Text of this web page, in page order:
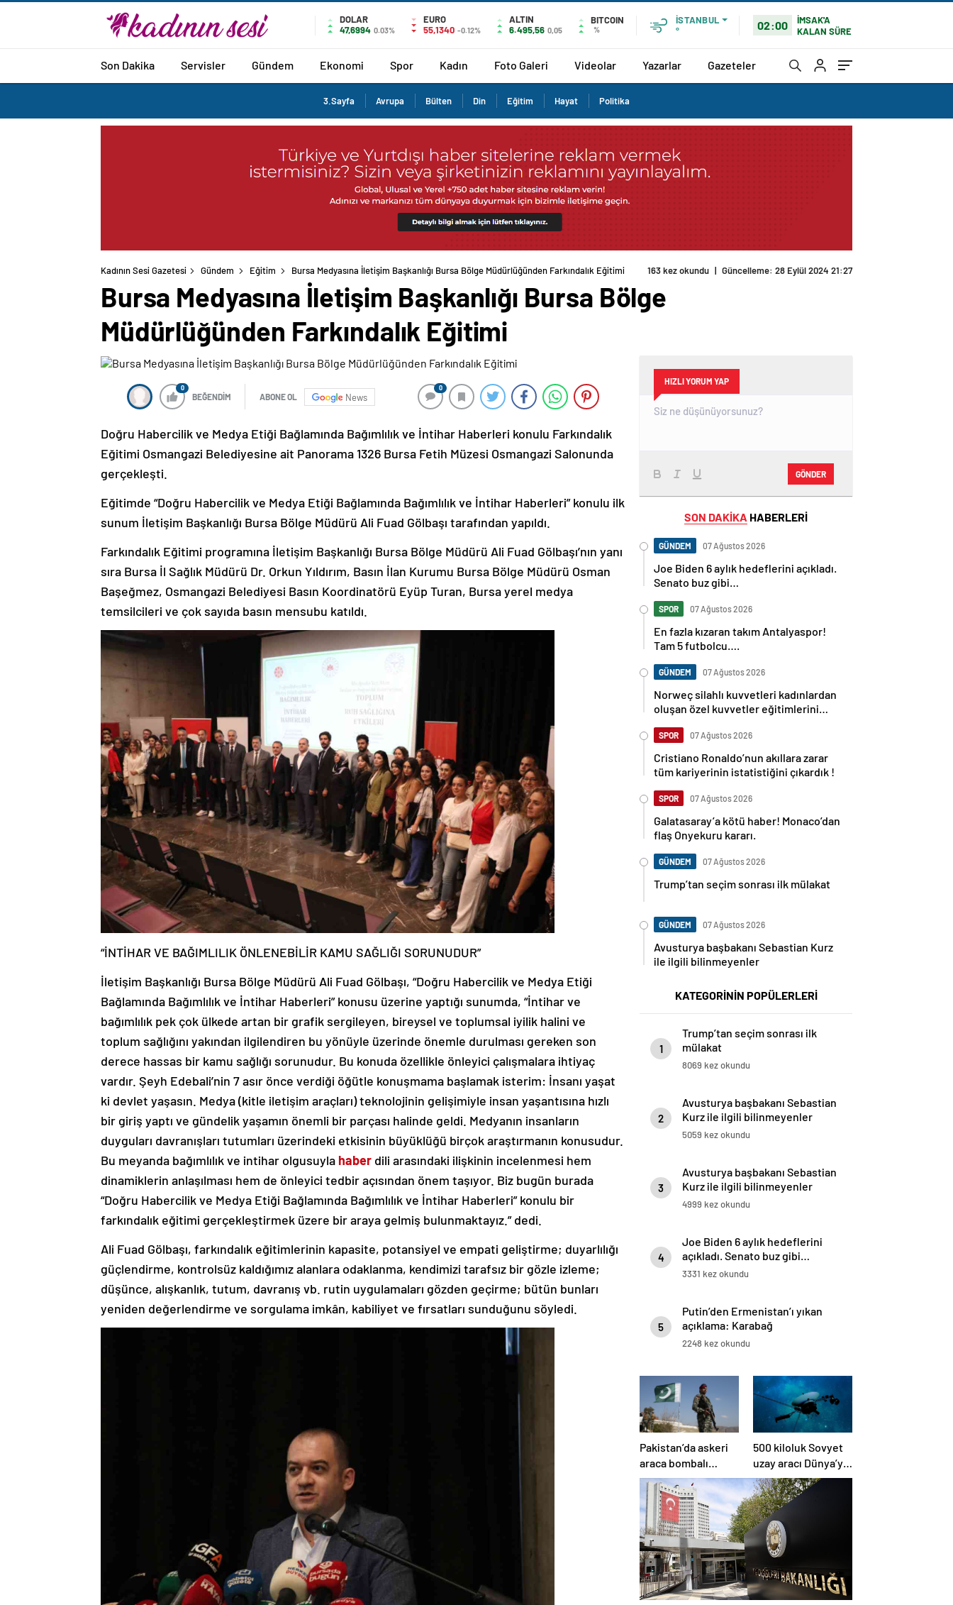
DOLAR
47,6994 0.03%
EURO
55,1340 -0.12%
ALTIN
6.495,56 0,05
BITCOIN
%
İSTANBUL
°
02:00
İMSAK'A
KALAN SÜRE
Son Dakika Servisler Gündem Ekonomi Spor Kadın Foto Galeri Videolar Yazarlar Gazeteler
3.Sayfa Avrupa Bülten Din Eğitim Hayat Politika
Kadının Sesi Gazetesi Gündem Eğitim Bursa Medyasına İletişim Başkanlığı Bursa Bölge Müdürlüğünden Farkındalık Eğitimi 163 kez okundu | Güncelleme: 28 Eylül 2024 21:27
Bursa Medyasına İletişim Başkanlığı Bursa Bölge
Müdürlüğünden Farkındalık Eğitimi
0
BEĞENDİM ABONE OL News
0
Doğru Habercilik ve Medya Etiği Bağlamında Bağımlılık ve İntihar Haberleri konulu Farkındalık
Eğitimi Osmangazi Belediyesine ait Panorama 1326 Bursa Fetih Müzesi Osmangazi Salonunda
gerçekleşti.
Eğitimde “Doğru Habercilik ve Medya Etiği Bağlamında Bağımlılık ve İntihar Haberleri” konulu ilk
sunum İletişim Başkanlığı Bursa Bölge Müdürü Ali Fuad Gölbaşı tarafından yapıldı.
Farkındalık Eğitimi programına İletişim Başkanlığı Bursa Bölge Müdürü Ali Fuad Gölbaşı’nın yanı
sıra Bursa İl Sağlık Müdürü Dr. Orkun Yıldırım, Basın İlan Kurumu Bursa Bölge Müdürü Osman
Başeğmez, Osmangazi Belediyesi Basın Koordinatörü Eyüp Turan, Bursa yerel medya
temsilcileri ve çok sayıda basın mensubu katıldı.
“İNTİHAR VE BAĞIMLILIK ÖNLENEBİLİR KAMU SAĞLIĞI SORUNUDUR”
İletişim Başkanlığı Bursa Bölge Müdürü Ali Fuad Gölbaşı, “Doğru Habercilik ve Medya Etiği
Bağlamında Bağımlılık ve İntihar Haberleri” konusu üzerine yaptığı sunumda, “İntihar ve
bağımlılık pek çok ülkede artan bir grafik sergileyen, bireysel ve toplumsal iyilik halini ve
toplum sağlığını yakından ilgilendiren bu yönüyle üzerinde önemle durulması gereken son
derece hassas bir kamu sağlığı sorunudur. Bu konuda özellikle önleyici çalışmalara ihtiyaç
vardır. Şeyh Edebali’nin 7 asır önce verdiği öğütle konuşmama başlamak isterim: İnsanı yaşat
ki devlet yaşasın. Medya (kitle iletişim araçları) teknolojinin gelişimiyle insan yaşantısına hızlı
bir giriş yaptı ve gündelik yaşamın önemli bir parçası halinde geldi. Medyanın insanların
duyguları davranışları tutumları üzerindeki etkisinin büyüklüğü birçok araştırmanın konusudur.
Bu meyanda bağımlılık ve intihar olgusuyla haber dili arasındaki ilişkinin incelenmesi hem
dinamiklerin anlaşılması hem de önleyici tedbir açısından önem taşıyor. Biz bugün burada
“Doğru Habercilik ve Medya Etiği Bağlamında Bağımlılık ve İntihar Haberleri” konulu bir
farkındalık eğitimi gerçekleştirmek üzere bir araya gelmiş bulunmaktayız.” dedi.
Ali Fuad Gölbaşı, farkındalık eğitimlerinin kapasite, potansiyel ve empati geliştirme; duyarlılığı
güçlendirme, kontrolsüz kaldığımız alanlara odaklanma, kendimizi tarafsız bir gözle izleme;
düşünce, alışkanlık, tutum, davranış vb. rutin uygulamaları gözden geçirme; bütün bunları
yeniden değerlendirme ve sorgulama imkân, kabiliyet ve fırsatları sunduğunu söyledi.
HIZLI YORUM YAP
GÖNDER
SON DAKİKA HABERLERİ
GÜNDEM 07 Ağustos 2026
Joe Biden 6 aylık hedeflerini açıkladı.
Senato buz gibi…
SPOR 07 Ağustos 2026
En fazla kızaran takım Antalyaspor!
Tam 5 futbolcu….
GÜNDEM 07 Ağustos 2026
Norweç silahlı kuvvetleri kadınlardan
oluşan özel kuvvetler eğitimlerini
SPOR 07 Ağustos 2026
Cristiano Ronaldo’nun akıllara zarar
tüm kariyerinin istatistiğini çıkardık !
SPOR 07 Ağustos 2026
Galatasaray’a kötü haber! Monaco’dan
flaş Onyekuru kararı.
GÜNDEM 07 Ağustos 2026
Trump’tan seçim sonrası ilk mülakat
GÜNDEM 07 Ağustos 2026
Avusturya başbakanı Sebastian Kurz
ile ilgili bilinmeyenler
KATEGORİNİN POPÜLERLERİ
1
Trump’tan seçim sonrası ilk
mülakat
8069 kez okundu
2
Avusturya başbakanı Sebastian
Kurz ile ilgili bilinmeyenler
5059 kez okundu
3
Avusturya başbakanı Sebastian
Kurz ile ilgili bilinmeyenler
4999 kez okundu
4
Joe Biden 6 aylık hedeflerini
açıkladı. Senato buz gibi…
3331 kez okundu
5
Putin’den Ermenistan’ı yıkan
açıklama: Karabağ
Azerbaycan’ın ayrılmaz bir
2248 kez okundu
Pakistan’da askeri
araca bombalı
saldırı düzenlendi
500 kiloluk Sovyet
uzay aracı Dünya’ya
düşüyor: Türkiye de
risk altında